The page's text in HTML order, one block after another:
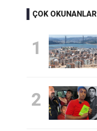
ÇOK OKUNANLAR
1
2